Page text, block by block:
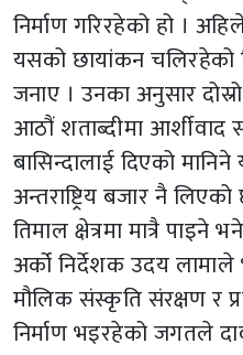
निर्माण गरिरहेको हो ।
यसको छायांकन
जनाए । उनका अनुसार
आठौं शताब्दीमा आर्शीवाद
बासिन्दालाई दिएको
अन्तराष्ट्रिय बजार नै
तिमाल क्षेत्रमा मात्रै पाइने
अर्को निर्देशक उदय
मौलिक संस्कृति संरक्षण र
निर्माण भइरहेको जगतले